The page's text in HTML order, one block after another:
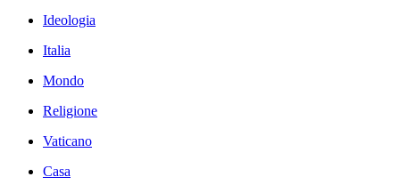
Ideologia
Italia
Mondo
Religione
Vaticano
Casa